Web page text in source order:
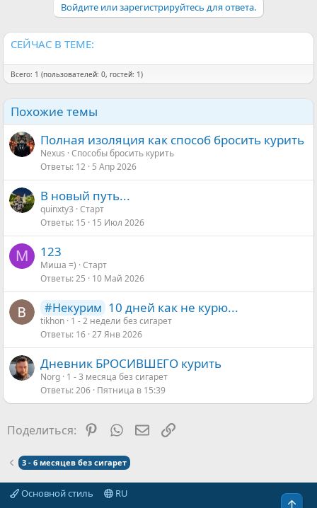
Войдите или зарегистрируйтесь для ответа.
СЕЙЧАС В ТЕМЕ:
Всего: 1 (пользователей: 0, гостей: 1)
Похожие темы
Полная изоляция как способ бросить курить
Nexus Способы бросить курить
Ответы 12 5 Апр 2026
В новый путь...
quinxty3 Старт
Ответы 15 15 Июл 2026
М 123
Миша =) Старт
Ответы 25 10 Май 2026
#Некурим 10 дней как не курю...
tikhon 1 - 2 недели без сигарет
Ответы 16 27 Янв 2026
Дневник БРОСИВШЕГО курить
Norg 1 - 3 месяца без сигарет
Ответы 206 Пятница в 15:39
Поделиться: Pinterest
WhatsAppЭлектронная почта
Ссылка
3 - 6 месяцев без сигарет
Основной стиль
RU